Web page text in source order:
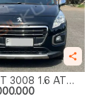
1.6 AT